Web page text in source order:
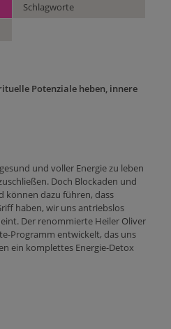
Schlagworte
Potenziale heben, innere
und voller Energie zu leben
Doch Blockaden und
können dazu führen, dass
haben, wir uns antriebslos
Der renommierte Heiler Oliver
Programm entwickelt, das uns
ein komplettes Energie-Detox